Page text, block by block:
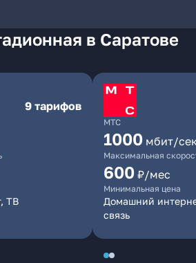
в Саратове
9 тарифов
ТВ
МТС
1000 мбит/
Максимальная
600 ₽/мес
Минимальная цена
Домашний
связь